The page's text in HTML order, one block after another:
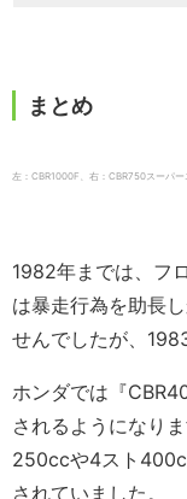
まとめ
左：CBR1000F、右：CBR750スーパ
1982年までは、フ
は暴走行為を助長
せんでしたが、
ホンダでは『
されるようになり
250ccや4スト
されていました。